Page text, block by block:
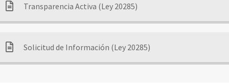
Transparencia Activa (Ley 20285)
Solicitud de Información (Ley 20285)